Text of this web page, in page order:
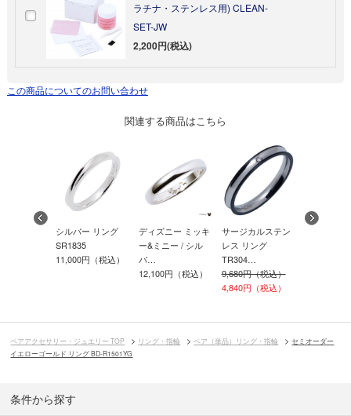
ラチナ・ステンレス用) CLEAN-
SET-JW
2,200円(税込)
この商品についてのお問い合わせ
関連する商品はこちら
シルバー リング
SR1835
11,000円（税込）
ディズニー ミッキ
ー&ミニー / シル
バ…
12,100円（税込）
サージカルステン
レス リング
TR304…
9,680円（税込）
4,840円（税込）
ペアアクセサリー・ジュエリー TOP リング・指輪 ペア（単品）リング・指輪
セミオーダー
イエローゴールド リング BD-R1501YG
条件から探す